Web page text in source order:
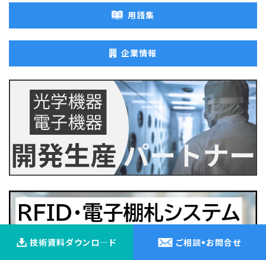
用語集
企業情報
技術資料ダウンロ―ド ご相談・お問合せ